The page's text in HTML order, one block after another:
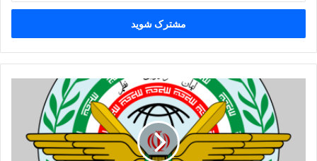
خود
وارد
کنید
نمی‌دهیم